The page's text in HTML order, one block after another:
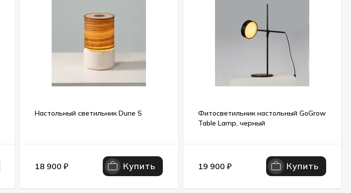
Настольный светильник Dune S
18 900 ₽ Купить
Фитосветильник настольный GoGrow
Table Lamp, черный
19 900 ₽ Купить